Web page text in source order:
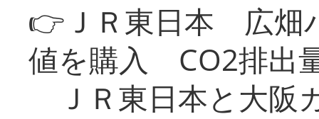
👉ＪＲ東日本 広畑
値を購入 CO2排出
ＪＲ東日本と大阪